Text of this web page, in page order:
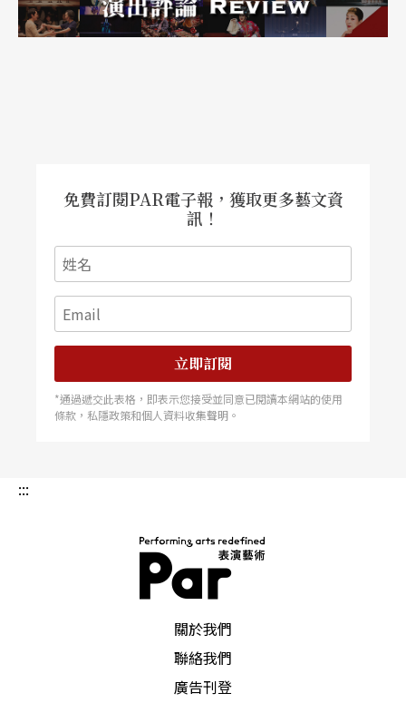
免費訂閱PAR電子報，獲取更多藝文資
訊！
立即訂閱
*通過遞交此表格，即表示您接受並同意已閱讀本網站的使用
條款，私隱政策和個人資料收集聲明。
:::
關於我們
聯絡我們
廣告刊登